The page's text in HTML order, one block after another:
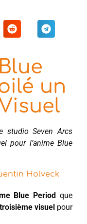
un
studio Seven Arcs
pour l’anime Blue
Holveck
Blue Period que
visuelpour